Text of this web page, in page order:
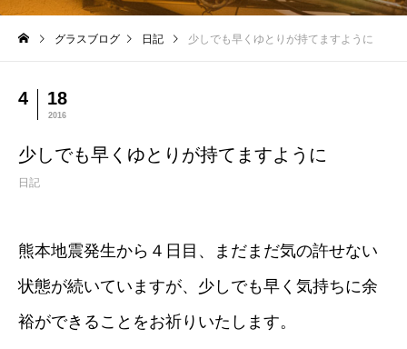
グラスブログ 日記 少しでも早くゆとりが持てますように
4 18
2016
少しでも早くゆとりが持てますように
日記
熊本地震発生から４日目、まだまだ気の許せない
状態が続いていますが、少しでも早く気持ちに余
裕ができることをお祈りいたします。